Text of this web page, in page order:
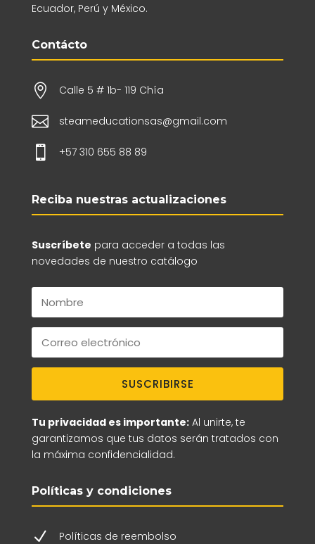
Ecuador, Perú y México.
Contácto
 Calle 5 # 1b- 119 Chía
 steameducationsas@gmail.com
 +57 310 655 88 89
Reciba nuestras actualizaciones
Suscríbete para acceder a todas las
novedades de nuestro catálogo
SUSCRIBIRSE
Tu privacidad es importante:Al unirte, te
garantizamos que tus datos serán tratados con
la máxima confidencialidad.
Políticas y condiciones
N Políticas de reembolso